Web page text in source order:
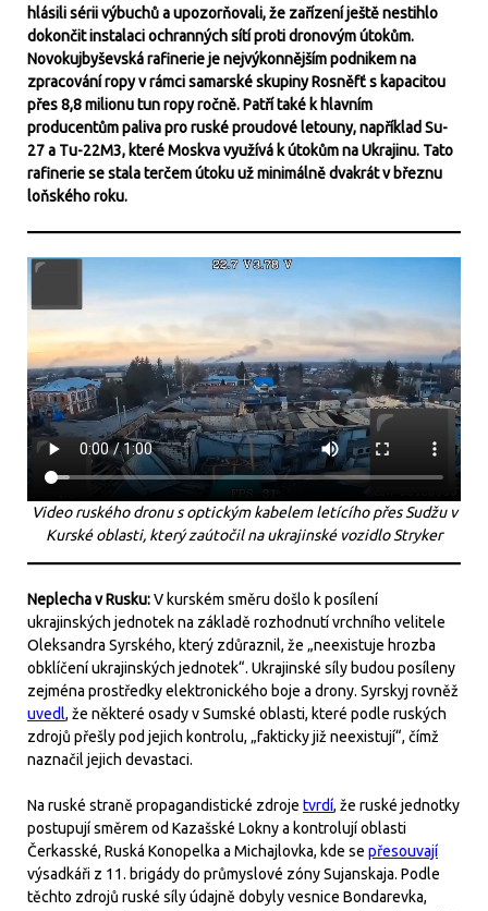
hlásili sérii výbuchů a upozorňovali, že zařízení ještě nestihlo
dokončit instalaci ochranných sítí proti dronovým útokům.
Novokujbyševská rafinerie je nejvýkonnějším podnikem na
zpracování ropy v rámci samarské skupiny Rosněfť s kapacitou
přes 8,8 milionu tun ropy ročně. Patří také k hlavním
producentům paliva pro ruské proudové letouny, například Su-
27 a Tu-22M3, které Moskva využívá k útokům na Ukrajinu. Tato
rafinerie se stala terčem útoku už minimálně dvakrát v březnu
loňského roku.
Video ruského dronu s optickým kabelem letícího přes Sudžu v
Kurské oblasti, který zaútočil na ukrajinské vozidlo Stryker
Neplecha v Rusku:V kurském směru došlo k posílení
ukrajinských jednotek na základě rozhodnutí vrchního velitele
Oleksandra Syrského, který zdůraznil, že „neexistuje hrozba
obklíčení ukrajinských jednotek“. Ukrajinské síly budou posíleny
zejména prostředky elektronického boje a drony. Syrskyj rovněž
uvedl, že některé osady v Sumské oblasti, které podle ruských
zdrojů přešly pod jejich kontrolu, „fakticky již neexistují“, čímž
naznačil jejich devastaci.
Na ruské straně propagandistické zdroje tvrdí, že ruské jednotky
postupují směrem od Kazašské Lokny a kontrolují oblasti
Čerkasské, Ruská Konopelka a Michajlovka, kde se přesouvají
výsadkáři z 11. brigády do průmyslové zóny Sujanskaja. Podle
těchto zdrojů ruské síly údajně dobyly vesnice Bondarevka,